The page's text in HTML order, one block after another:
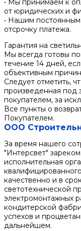
• Мы принимаем к
от юридических и
• Нашим
отсрочку платежа.
Гарантия на
Мы всегда готовы
течение 14 дней,
объективным
Следует отметить,
произведенная под
покупателем, за
Все пункты о
Покупателем.
ООО
За время нашего
"Интерсвет"
исполнительная
качественно и в
светотехнической
электромонтажных
кондитерской
успехов и
дальнейшем.